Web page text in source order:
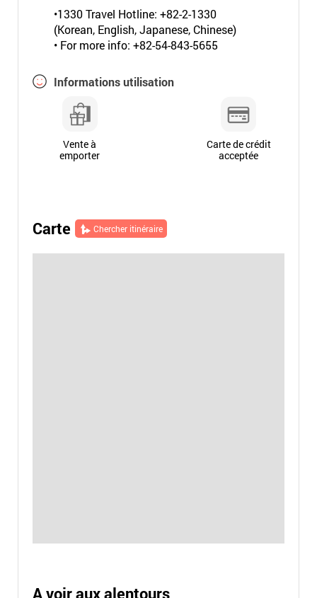
•1330 Travel Hotline: +82-2-1330
(Korean, English, Japanese, Chinese)
• For more info: +82-54-843-5655
Informations utilisation
Vente à
emporter
Carte de crédit
acceptée
Carte Chercher itinéraire
A voir aux alentours